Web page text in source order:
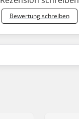
Bewertung schreiben